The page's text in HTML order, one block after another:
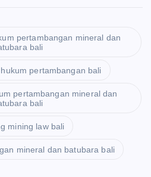
pertambangan mineral dan
bali
pertambangan bali
pertambangan mineral dan
bali
mining law bali
mineral dan batubara bali